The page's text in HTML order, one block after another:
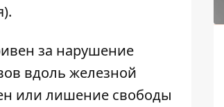
за нарушение
вдоль железной
или лишение свободы